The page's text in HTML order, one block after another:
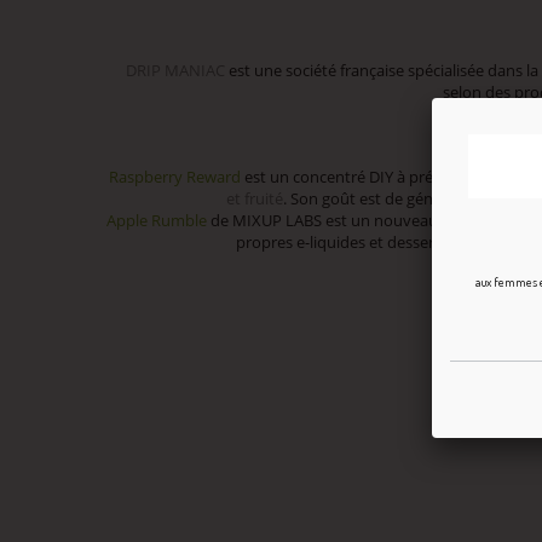
est une société française spécialisée dans
selon des
Raspberry Reward est un concentré DIY à préparer avec un
. Son goût est de génoise sur une
Apple Rumble de MIXUP LABS est un nouveau produit de la
propres e-liquides et desserts. Le plus
aux femmes